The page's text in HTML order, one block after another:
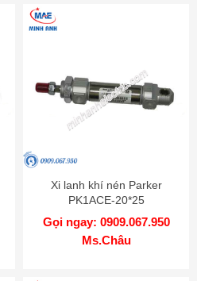
Xi lanh khí nén Parker
PK1ACE-20*25
Gọi ngay: 0909.067.950
Ms.Châu